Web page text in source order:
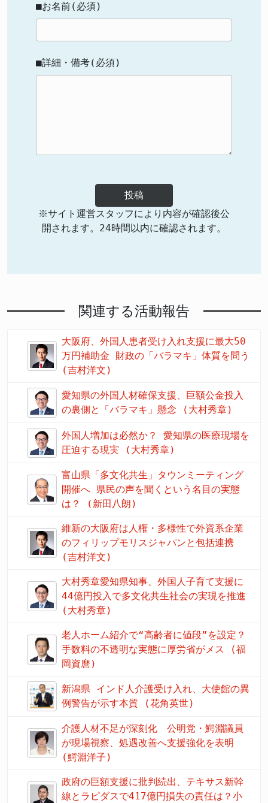
■お名前(必須)
■詳細・備考(必須)
投稿
※サイト運営スタッフにより内容が確認後公
開されます。24時間以内に確認されます。
関連する活動報告
大阪府、外国人患者受け入れ支援に最大50
万円補助金 財政の「バラマキ」体質を問う
(吉村洋文)
愛知県の外国人材確保支援、巨額公金投入
の裏側と「バラマキ」懸念 (大村秀章)
外国人増加は必然か？ 愛知県の医療現場を
圧迫する現実 (大村秀章)
富山県「多文化共生」タウンミーティング
開催へ 県民の声を聞くという名目の実態
は？ (新田八朗)
維新の大阪府は人権・多様性で外資系企業
のフィリップモリスジャパンと包括連携
(吉村洋文)
大村秀章愛知県知事、外国人子育て支援に
44億円投入で多文化共生社会の実現を推進
(大村秀章)
老人ホーム紹介で“高齢者に値段”を設定？
手数料の不透明な実態に厚労省がメス (福
岡資麿)
新潟県 インド人介護受け入れ、大使館の異
例警告が示す本質 (花角英世)
介護人材不足が深刻化 公明党・鰐淵議員
が現場視察、処遇改善へ支援強化を表明
(鰐淵洋子)
政府の巨額支援に批判続出、テキサス新幹
線とラピダスで417億円損失の責任は？小